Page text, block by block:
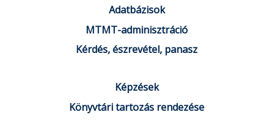
Adatbázisok
MTMT-adminisztráció
Kérdés, észrevétel, panasz
Képzések
Könyvtári tartozás rendezése